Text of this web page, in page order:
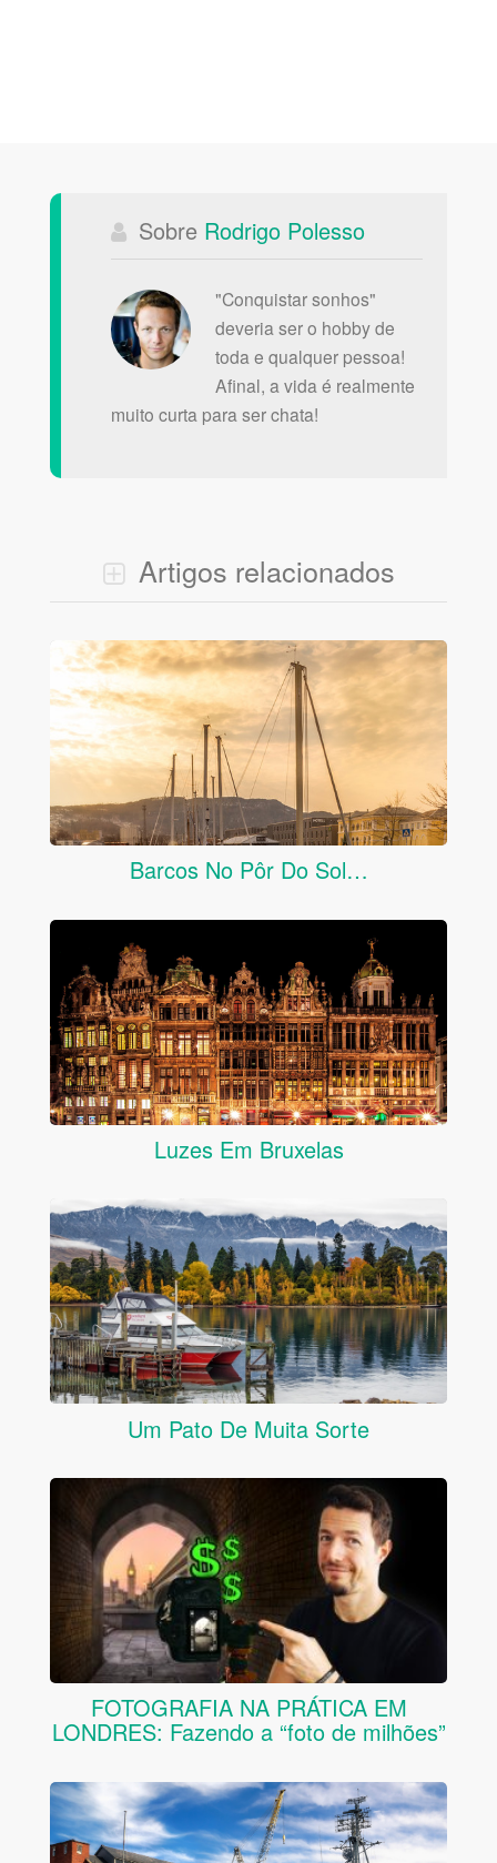
Sobre Rodrigo Polesso
"Conquistar sonhos"
deveria ser o hobby de
toda e qualquer pessoa!
Afinal, a vida é realmente
muito curta para ser chata!
Artigos relacionados
Barcos No Pôr Do Sol…
Luzes Em Bruxelas
Um Pato De Muita Sorte
FOTOGRAFIA NA PRÁTICA EM
LONDRES: Fazendo a “foto de milhões”